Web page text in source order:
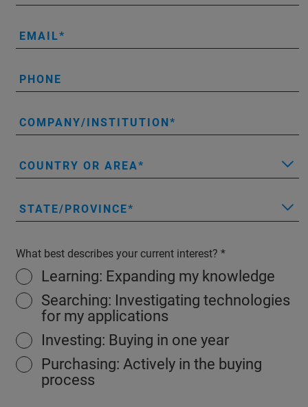
EMAIL
PHONE
COMPANY/INSTITUTION
COUNTRY OR AREA
STATE/PROVINCE
What best describes your current interest?
Learning: Expanding my knowledge
Searching: Investigating technologies
for my applications
Investing: Buying in one year
Purchasing: Actively in the buying
process